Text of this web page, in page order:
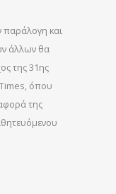
παράλογη και
άλλων θα
της 31ης
όπου
της